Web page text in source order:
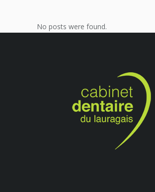
No posts were found.